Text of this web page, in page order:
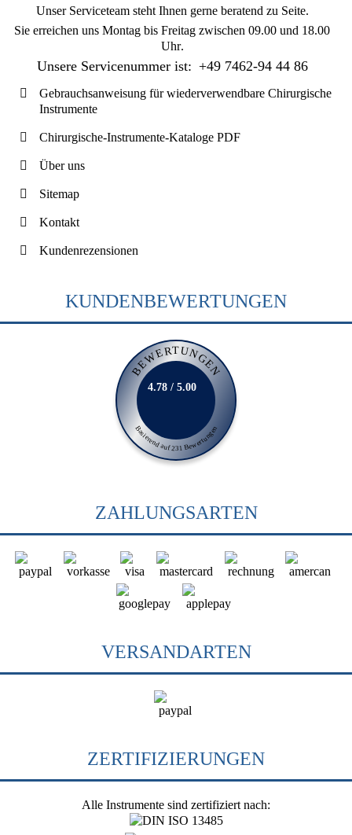
Unser Serviceteam steht Ihnen gerne beratend zu Seite.
Sie erreichen uns Montag bis Freitag zwischen 09.00 und 18.00
Uhr.
Unsere Servicenummer ist: +49 7462-94 44 86
Gebrauchsanweisung für wiederverwendbare Chirurgische
Instrumente
Chirurgische-Instrumente-Kataloge PDF
Über uns
Sitemap
Kontakt
Kundenrezensionen
KUNDENBEWERTUNGEN
BEWERTUNGEN
Basierend auf 231 Bewertungen
4.78 / 5.00
ZAHLUNGSARTEN
VERSANDARTEN
ZERTIFIZIERUNGEN
Alle Instrumente sind zertifiziert nach: